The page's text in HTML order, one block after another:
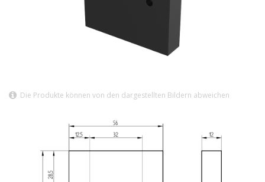
Die Produkte können von den dargestellten Bildern abweichen